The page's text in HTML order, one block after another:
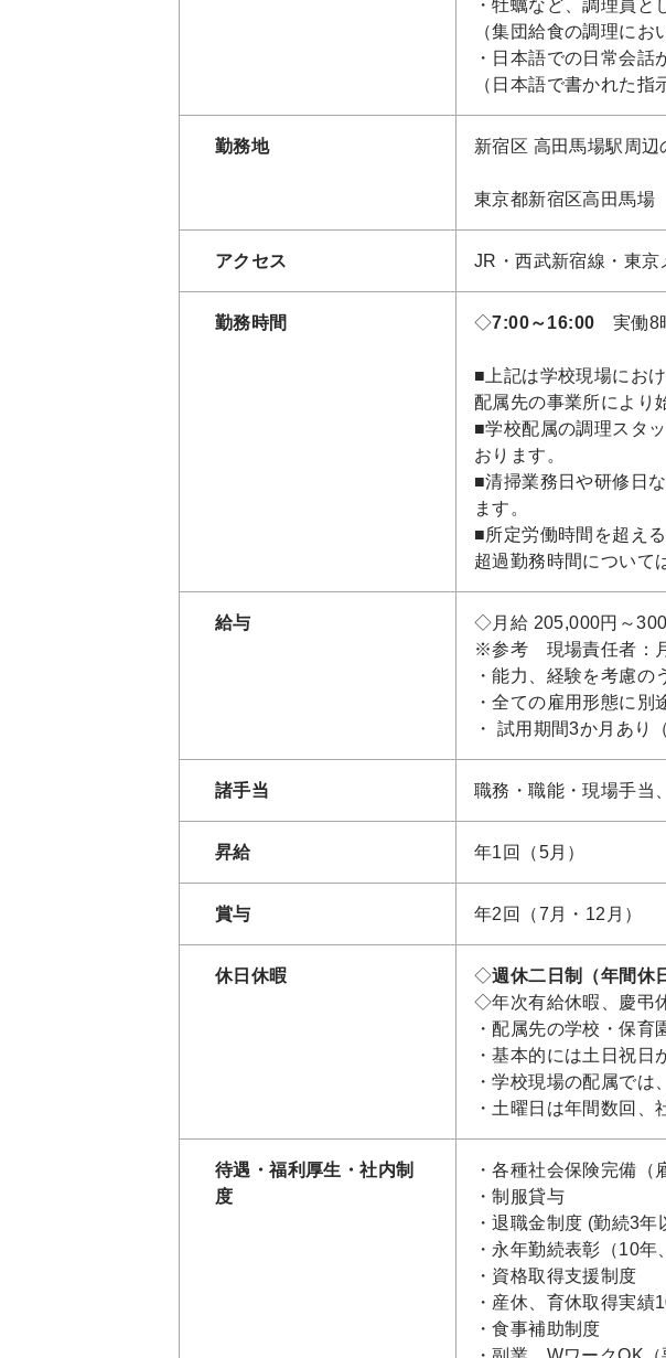
・牡蠣など、調理員と
（集団給食の調理に
・日本語での日常会話
（日本語で書かれた指
勤務地 新宿区 高田馬場駅周辺
東京都新宿区高田馬場
アクセス JR・西武新宿線・東
勤務時間 ◇7:00～16:00 実働8
■上記は学校現場にお
配属先の事業所により
■学校配属の調理スタ
おります。
■清掃業務日や研修日
ます。
■所定労働時間を超え
超過勤務時間について
給与
◇月給 205,000円～
※参考 現場責任者：
・能力、経験を考慮の
・全ての雇用形態に別
・ 試用期間3か月あり
諸手当 職務・職能・現場手
昇給 年1回（5月）
賞与 年2回（7月・12月）
休日休暇 ◇週休二日制（年間休
◇年次有給休暇、慶弔
・配属先の学校・保育
・基本的には土日祝日
・学校現場の配属では
・土曜日は年間数回、
待遇・福利厚生・社内制
度
・各種社会保険完備（
・制服貸与
・退職金制度 (勤続3年
・永年勤続表彰（10年
・資格取得支援制度
・産休、育休取得実績
・食事補助制度